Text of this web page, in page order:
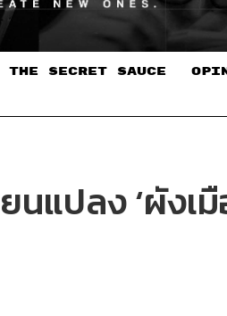
THE SECRET SAUCE​
แปลง ‘ผังเ